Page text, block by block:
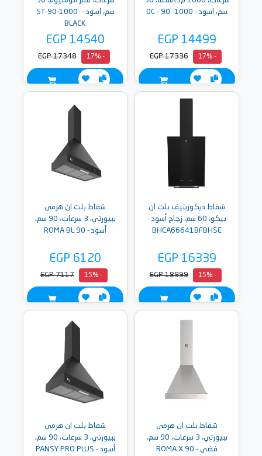
سم، اسود - DC - 90 -1000
EGP 14499
- 17%
EGP 17336
سم، اسود - ST-90-1000-
BLACK
EGP 14540
- 17%
EGP 17348
شفاط ديكوريتيف بلت ان
بيكو، 60 سم، زجاج أسود -
BHCA66641BFBHSE
EGP 16339
- 15%
EGP 18999
شفاط بلت ان هرمى
ببيورتي، 3 سرعات، 90 سم،
أسود - ROMA BL 90
EGP 6120
- 15%
EGP 7117
شفاط بلت ان هرمى
ببيورتي، 3 سرعات، 90 سم،
فضى - ROMA X 90
شفاط بلت ان هرمى
ببيورتي، 3 سرعات، 90 سم،
أسود - PANSY PRO PLUS